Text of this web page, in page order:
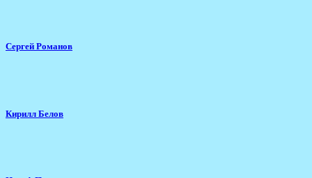
Сергей Романов
Кирилл Белов